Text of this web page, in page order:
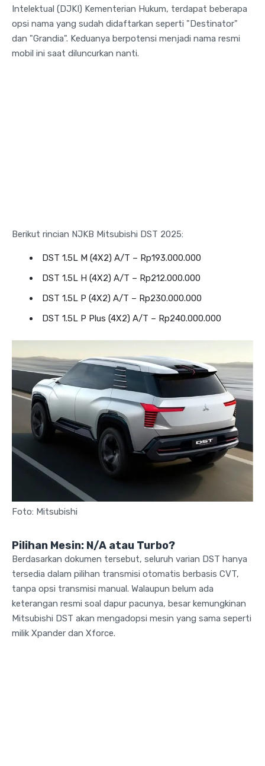
Intelektual (DJKI) Kementerian Hukum, terdapat beberapa
opsi nama yang sudah didaftarkan seperti "Destinator"
dan "Grandia". Keduanya berpotensi menjadi nama resmi
mobil ini saat diluncurkan nanti.
Berikut rincian NJKB Mitsubishi DST 2025:
DST 1.5L M (4X2) A/T – Rp193.000.000
DST 1.5L H (4X2) A/T – Rp212.000.000
DST 1.5L P (4X2) A/T – Rp230.000.000
DST 1.5L P Plus (4X2) A/T – Rp240.000.000
Foto: Mitsubishi
Pilihan Mesin: N/A atau Turbo?
Berdasarkan dokumen tersebut, seluruh varian DST hanya
tersedia dalam pilihan transmisi otomatis berbasis CVT,
tanpa opsi transmisi manual. Walaupun belum ada
keterangan resmi soal dapur pacunya, besar kemungkinan
Mitsubishi DST akan mengadopsi mesin yang sama seperti
milik Xpander dan Xforce.